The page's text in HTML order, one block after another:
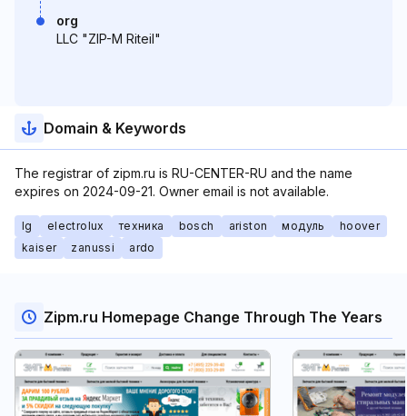
org
LLC "ZIP-M Riteil"
Domain & Keywords
The registrar of zipm.ru is RU-CENTER-RU and the name
expires on 2024-09-21. Owner email is not available.
lg electrolux техника bosch ariston модуль
hoover
kaiser
zanussi ardo
Zipm.ru Homepage Change Through The Years